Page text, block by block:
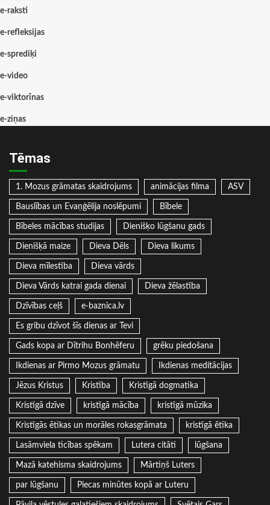
e-raksti
e-refleksijas
e-sprediķi
e-video
e-viktorīnas
e-ziņas
Tēmas
1. Mozus grāmatas skaidrojums animācijas filma ASV
Bauslības un Evaņģēlija noslēpumi Bībele
Bībeles mācības studijas Dienišķo lūgšanu gads
Dienišķā maize Dieva Dēls Dieva likums
Dieva mīlestība Dieva vārds
Dieva Vārds katrai gada dienai Dieva žēlastība
Dzīvības ceļš e-baznica.lv
Es gribu dzīvot šīs dienas ar Tevi
Gads kopa ar Dītrihu Bonhēferu grēku piedošana
Ikdienas ar Pirmo Mozus grāmatu Ikdienas meditācijas
Jēzus Kristus Kristība Kristīgā dogmatika
Kristīgā dzīve kristīgā mācība kristīgā mūzika
Kristīgās ētikas un morāles rokasgrāmata kristīgā ētika
Lasāmviela ticības spēkam Lutera citāti lūgšana
Mazā katehisma skaidrojums Mārtiņš Luters
par lūgšanu Piecas minūtes kopā ar Luteru